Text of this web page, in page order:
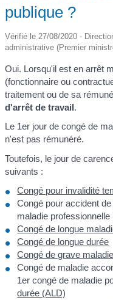
publique ?
Vérifié le 27/08/2020 -
administrative (Premier
Oui. Lorsqu'il est en arrêt
(fonctionnaire ou
traitement ou de sa
d'arrêt de travail.
Le 1er jour de congé de
n'est pas rémunéré.
Toutefois, le jour de
suivants :
Congé pour invalidité
Congé pour accident
maladie
Congé de longue
Congé de longue durée
Congé de grave maladie
Congé de maladie
1er congé de maladie
durée (ALD)